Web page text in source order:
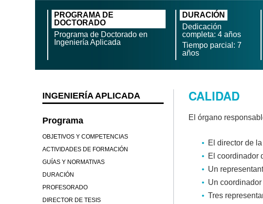
PROGRAMA DE
DOCTORADO
Programa de Doctorado en
Ingeniería Aplicada
DURACIÓN
Dedicación
completa: 4 años
Tiempo parcial: 7
años
CALIDAD
El órgano
El director de
El coordinador
Un
Un
Tres
INGENIERÍA APLICADA
Programa
OBJETIVOS Y COMPETENCIAS
ACTIVIDADES DE FORMACIÓN
GUÍAS Y NORMATIVAS
DURACIÓN
PROFESORADO
DIRECTOR DE TESIS